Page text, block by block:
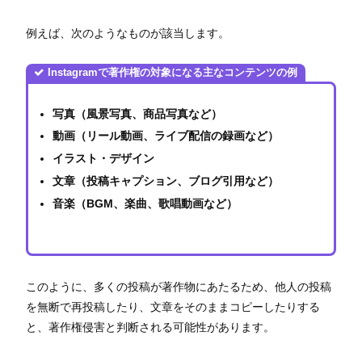
例えば、次のようなものが該当します。
Instagramで著作権の対象になる主なコンテンツの例
写真（風景写真、商品写真など）
動画（リール動画、ライブ配信の録画など）
イラスト・デザイン
文章（投稿キャプション、ブログ引用など）
音楽（BGM、楽曲、歌唱動画など）
このように、多くの投稿が著作物にあたるため、他人の投稿
を無断で再投稿したり、文章をそのままコピーしたりする
と、著作権侵害と判断される可能性があります。